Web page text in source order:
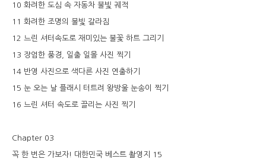
10 화려한 도심 속 자동차 불빛 궤적
11 화려한 조명의 불빛 갈라짐
12 느린 셔터속도로 재미있는 불꽃 하트 그리기
13 장엄한 풍경, 일출 일몰 사진 찍기
14 반영 사진으로 색다른 사진 연출하기
15 눈 오는 날 플래시 터트려 왕방울 눈송이 찍기
16 느린 셔터 속도로 끌리는 사진 찍기
Chapter 03
꼭 한 번은 가보자! 대한민국 베스트 촬영지 15